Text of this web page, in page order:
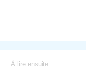
À lire ensuite